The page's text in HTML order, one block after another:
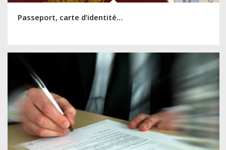
Passeport, carte d’identité…